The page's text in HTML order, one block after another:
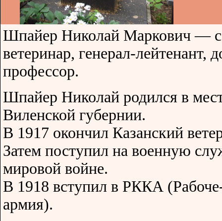
Шпайер Николай Маркович —
ветеринар, генерал-лейтенант,
профессор.
Шпайер Николай родился в
Виленской губернии.
В 1917 окончил Казанский
Затем поступил на военную
мировой войне.
В 1918 вступил в РККА
армия).